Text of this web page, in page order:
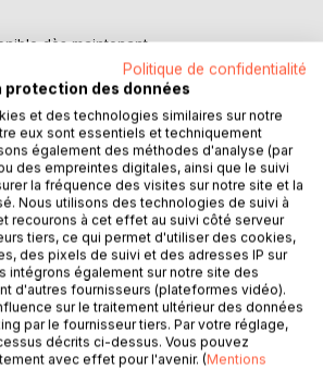
dès maintenant
AU PANIER
Politique de confidentialité
protection des données
et des technologies similaires sur notre
eux sont essentiels et techniquement
également des méthodes d'analyse (par
des empreintes digitales, ainsi que le suivi
la fréquence des visites sur notre site et la
Nous utilisons des technologies de suivi à
recourons à cet effet au suivi côté serveur
tiers, ce qui permet d'utiliser des cookies,
des pixels de suivi et des adresses IP sur
intégrons également sur notre site des
d'autres fournisseurs (plateformes vidéo).
sur le traitement ultérieur des données
par le fournisseur tiers. Par votre réglage,
décrits ci-dessus. Vous pouvez
avec effet pour l'avenir. (Mentions